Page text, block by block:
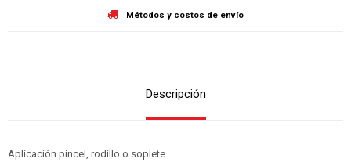
Métodos y costos de envío
Descripción
Aplicación pincel, rodillo o soplete